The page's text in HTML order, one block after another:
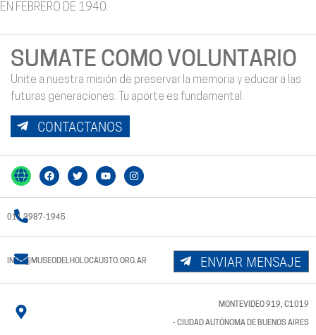
EN FEBRERO DE 1940.
SUMATE COMO VOLUNTARIO
Unite a nuestra misión de preservar la memoria y educar a las
futuras generaciones. Tu aporte es fundamental.
CONTACTANOS
011 3987-1945
INFO@MUSEODELHOLOCAUSTO.ORG.AR ENVIAR MENSAJE
MONTEVIDEO 919, C1019
- CIUDAD AUTÓNOMA DE BUENOS AIRES